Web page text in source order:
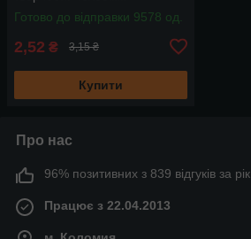
Готово до відправки 9578 од.
2,52 ₴ 3,15 ₴
Купити
Про нас
96% позитивних з 839 відгуків за рік
Працює з 22.04.2013